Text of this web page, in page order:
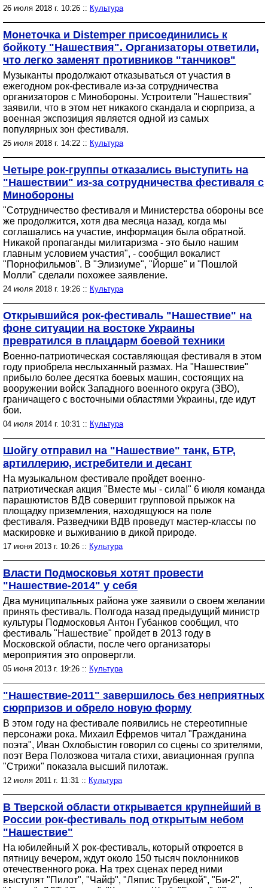
26 июля 2018 г. 10:26 :: Культура
Монеточка и Distemper присоединились к
бойкоту "Нашествия". Организаторы ответили,
что легко заменят противников "танчиков"
Музыканты продолжают отказываться от участия в
ежегодном рок-фестивале из-за сотрудничества
организаторов с Минобороны. Устроители "Нашествия"
заявили, что в этом нет никакого скандала и сюрприза, а
военная экспозиция является одной из самых
популярных зон фестиваля.
25 июля 2018 г. 14:22 :: Культура
Четыре рок-группы отказались выступить на
"Нашествии" из-за сотрудничества фестиваля с
Минобороны
"Сотрудничество фестиваля и Министерства обороны все
же продолжится, хотя два месяца назад, когда мы
соглашались на участие, информация была обратной.
Никакой пропаганды милитаризма - это было нашим
главным условием участия", - сообщил вокалист
"Порнофильмов". В "Элизиуме", "Йорше" и "Пошлой
Молли" сделали похожее заявление.
24 июля 2018 г. 19:26 :: Культура
Открывшийся рок-фестиваль "Нашествие" на
фоне ситуации на востоке Украины
превратился в плацдарм боевой техники
Военно-патриотическая составляющая фестиваля в этом
году приобрела неслыханный размах. На "Нашествие"
прибыло более десятка боевых машин, состоящих на
вооружении войск Западного военного округа (ЗВО),
граничащего с восточными областями Украины, где идут
бои.
04 июля 2014 г. 10:31 :: Культура
Шойгу отправил на "Нашествие" танк, БТР,
артиллерию, истребители и десант
На музыкальном фестивале пройдет военно-
патриотическая акция "Вместе мы - сила!" 6 июля команда
парашютистов ВДВ совершит групповой прыжок на
площадку приземления, находящуюся на поле
фестиваля. Разведчики ВДВ проведут мастер-классы по
маскировке и выживанию в дикой природе.
17 июня 2013 г. 10:26 :: Культура
Власти Подмосковья хотят провести
"Нашествие-2014" у себя
Два муниципальных района уже заявили о своем желании
принять фестиваль. Полгода назад предыдущий министр
культуры Подмосковья Антон Губанков сообщил, что
фестиваль "Нашествие" пройдет в 2013 году в
Московской области, после чего организаторы
мероприятия это опровергли.
05 июня 2013 г. 19:26 :: Культура
"Нашествие-2011" завершилось без неприятных
сюрпризов и обрело новую форму
В этом году на фестивале появились не стереотипные
персонажи рока. Михаил Ефремов читал "Гражданина
поэта", Иван Охлобыстин говорил со сцены со зрителями,
поэт Вера Полозкова читала стихи, авиационная группа
"Стрижи" показала высший пилотаж.
12 июля 2011 г. 11:31 :: Культура
В Тверской области открывается крупнейший в
России рок-фестиваль под открытым небом
"Нашествие"
На юбилейный Х рок-фестиваль, который откроется в
пятницу вечером, ждут около 150 тысяч поклонников
отечественного рока. На трех сценах перед ними
выступят "Пилот", "Чайф", "Ляпис Трубецкой", "Би-2",